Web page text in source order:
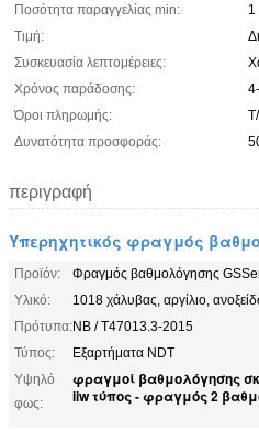
Ποσότητα παραγγελίας min:
1
Τιμή:
Συσκευασία λεπτομέρειες:
Χρόνος παράδοσης:
Όροι πληρωμής:
Δυνατότητα προσφοράς:
περιγραφή
Υπερηχητικός φραγμός
Προϊόν:
Φραγμός βαθμολόγησης
Υλικό:
1018 χάλυβας, αργίλιο,
Πρότυπα:NB / T47013.3-2015
Τύπος:
Εξαρτήματα NDT
Υψηλό
φως:
φραγμοί βαθμολόγησης
iiw τύπος - φραγμός 2